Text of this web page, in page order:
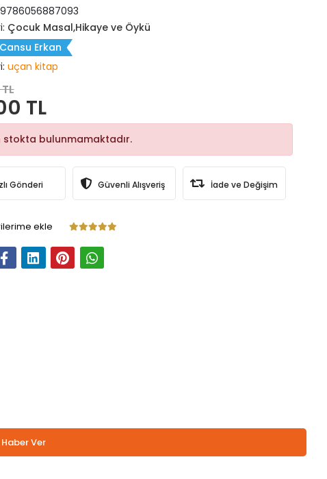
9786056887093
Çocuk Masal,Hikaye ve Öykü
Cansu Erkan
uçan kitap
TL
stokta bulunmamaktadır.
Gönderi Güvenli Alışveriş İade ve Değişim
ekle
Ver